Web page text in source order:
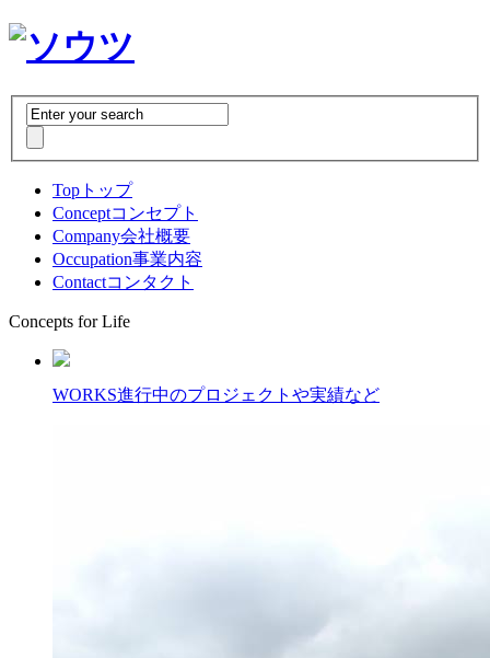
Top トップ
Conceptコンセプト
Company会社概要
Occupation事業内容
Contactコンタクト
Concepts for Life
WORKS進行中のプロジェクトや実績など